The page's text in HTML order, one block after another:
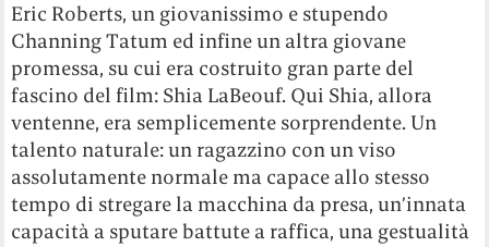
Eric Roberts, un giovanissimo e stupendo
Channing Tatum ed infine un altra giovane
promessa, su cui era costruito gran parte del
fascino del film: Shia LaBeouf. Qui Shia, allora
ventenne, era semplicemente sorprendente. Un
talento naturale: un ragazzino con un viso
assolutamente normale ma capace allo stesso
tempo di stregare la macchina da presa, un’innata
capacità a sputare battute a raffica, una gestualità